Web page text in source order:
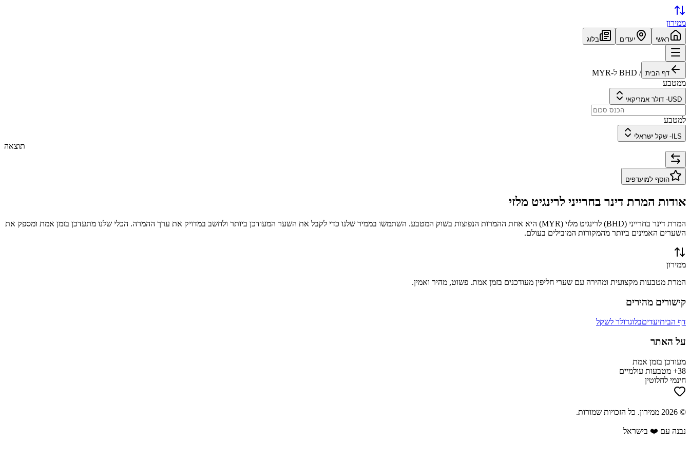
ממירון
ראשי יעדים בלוג
דף הבית /
BHD ל-MYR
ממטבע
USD
- דולר אמריקאי
למטבע
ILS
- שקל ישראלי
תוצאה
הוסף למועדפים
אודות המרת דינר בחרייני לרינגיט מלזי
המרת דינר בחרייני (
BHD) לרינגיט מלזי (
MYR) היא אחת ההמרות הנפוצות בשוק המטבע. השתמשו בממיר שלנו כדי לקבל את השער המעודכן ביותר ולחשב במדויק את ערך ההמרה. הכלי שלנו מתעדכן בזמן אמת ומספק את
השערים האמינים ביותר מהמקורות המובילים בעולם.
ממירון
המרת מטבעות מקצועית ומהירה עם שערי חליפין מעודכנים בזמן אמת. פשוט, מהיר ואמין.
קישורים מהירים
דף הביתיעדיםבלוגדולר לשקל
על האתר
מעודכן בזמן אמת
38+ מטבעות עולמיים
חינמי לחלוטין
©
2026 ממירון. כל הזכויות שמורות.
נבנה עם ❤️ בישראל